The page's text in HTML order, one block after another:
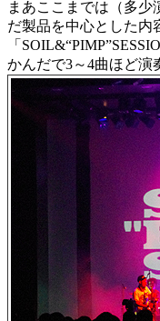
まあここまでは（多少
だ製品を中心とした内
「
かんだで3～4曲ほど演